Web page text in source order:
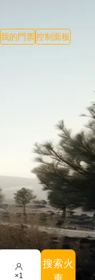
我的門票控制面板
×1
搜索火